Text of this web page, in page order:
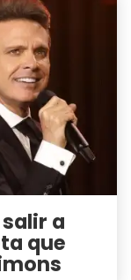
a
que